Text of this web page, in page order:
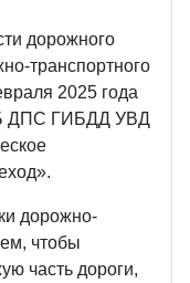
дорожного
транспортного
2025 года
ДПС ГИБДД УВД
дорожно-
чтобы
часть дороги,